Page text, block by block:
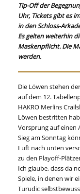
Tip-Off der
Uhr, Tickets gibt es
in den Schloss-
Es gelten weiterhin
Maskenpflicht. Die
werden.
Die Löwen stehen
auf dem 12.
HAKRO Merlins
Löwen bestritten
Vorsprung auf einen
Sieg am Sonntag
Luft nach unten
zu den Playoff-
Ich glaube, dass da
Spiele, in denen wir
Turudic